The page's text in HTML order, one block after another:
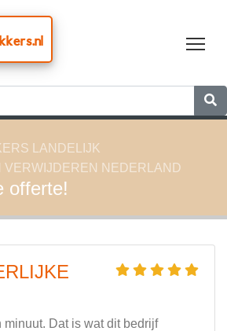
LANDELIJK
VERWIJDEREN NEDERLAND
offerte!
minuut. Dat is wat dit bedrijf